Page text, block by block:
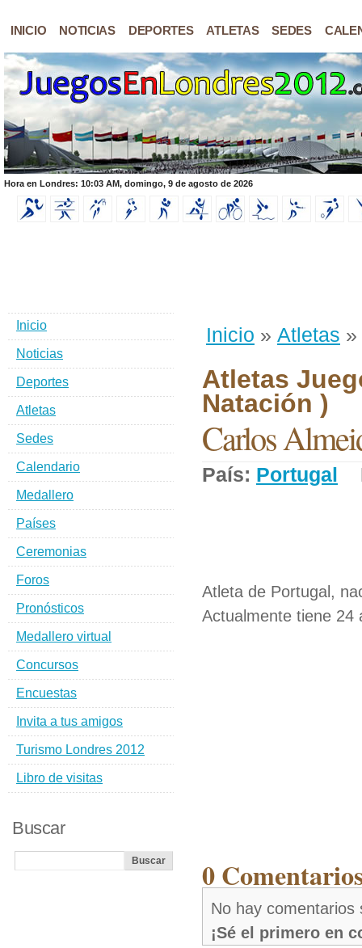
INICIO NOTICIAS DEPORTES ATLETAS SEDES
Hora en Londres: 10:03 AM, domingo, 9 de agosto de 2026
Inicio » Atletas »
Atletas
Natación )
Carlos
País: Portugal
Atleta de Portugal,
Actualmente tiene 24
0
No hay comentarios
¡Sé el primero en
Inicio
Noticias
Deportes
Atletas
Sedes
Calendario
Medallero
Países
Ceremonias
Foros
Pronósticos
Medallero virtual
Concursos
Encuestas
Invita a tus amigos
Turismo Londres 2012
Libro de visitas
Buscar